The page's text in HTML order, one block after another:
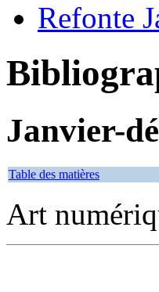
Refonte
Janvier-
Table des matières
Art